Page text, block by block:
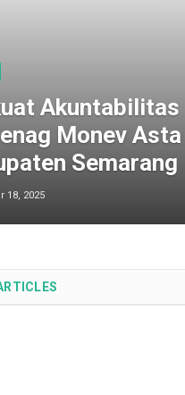
Monev
Semarang
18, 2025